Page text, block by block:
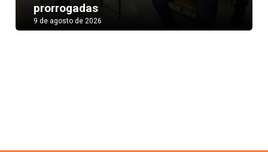
prorrogadas
9 de agosto de 2026